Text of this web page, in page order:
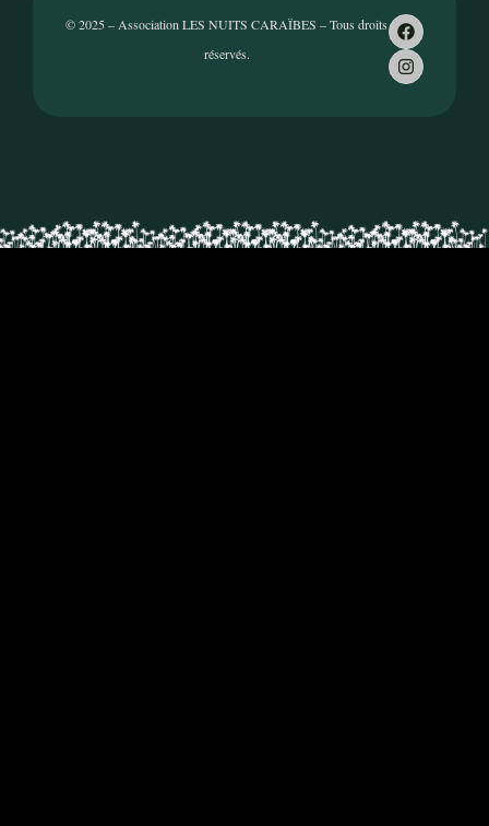
© 2025 – Association LES NUITS CARAÏBES – Tous droits
réservés.